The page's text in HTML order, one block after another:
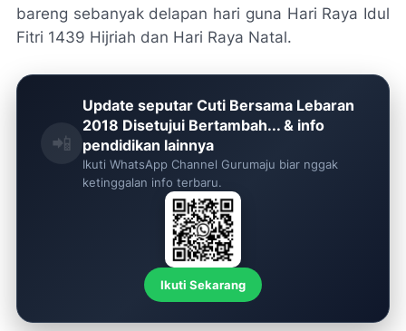
bareng sebanyak delapan hari guna Hari Raya Idul
Fitri 1439 Hijriah dan Hari Raya Natal.
📲
Update seputar Cuti Bersama Lebaran
2018 Disetujui Bertambah... & info
pendidikan lainnya
Ikuti WhatsApp Channel Gurumaju biar nggak
ketinggalan info terbaru.
Ikuti Sekarang